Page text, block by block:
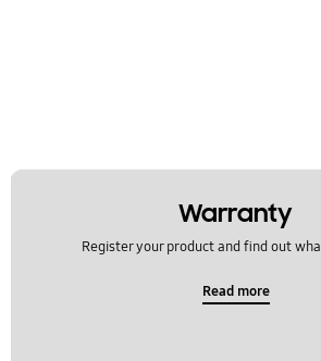
Warranty
Register your product and find out
Read more